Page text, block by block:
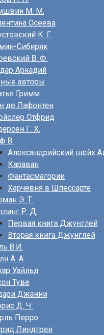
М. М.
Осеева
К. Г.
Сибиряк
В. Ф.
Аркадий
авторы
Гримм
де Лафонтен
Отфрид
Г. Х.
В.
Александрийский шейх
Караван
Фантасмагории
Харчевня в Шпессарте
Э. Т.
Р. Д.
Первая книга Джунглей
Вторая книга Джунглей
В.И.
А. А.
Уайльд
Туве
Джанни
Д. Ч.
Перро
Линдгрен